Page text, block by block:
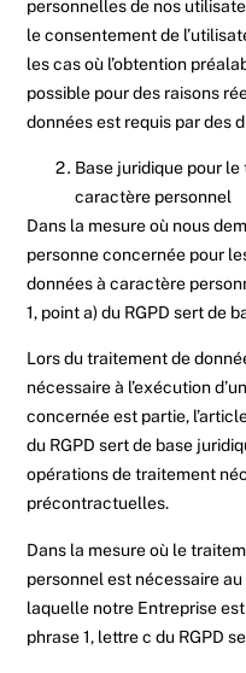
personnelles de nos
le consentement de
les cas où l’obtention
possible pour des raisons
données est requis par des
Base juridique pour
caractère personnel
Dans la mesure où nous
personne concernée pour
données à caractère
1, point a) du RGPD sert de
Lors du traitement de
nécessaire à l’exécution
concernée est partie,
du RGPD sert de base
opérations de traitement
précontractuelles.
Dans la mesure où le
personnel est nécessaire
laquelle notre Entreprise est
phrase 1, lettre c du RGPD